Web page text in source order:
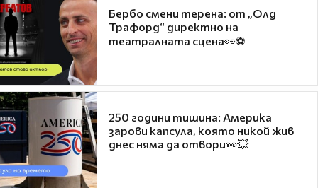
Бербо смени терена: от „Олд
Трафорд“ директно на
театралната сцена👀⚽
250 години тишина: Америка
зарови капсула, която никой жив
днес няма да отвори👀💥